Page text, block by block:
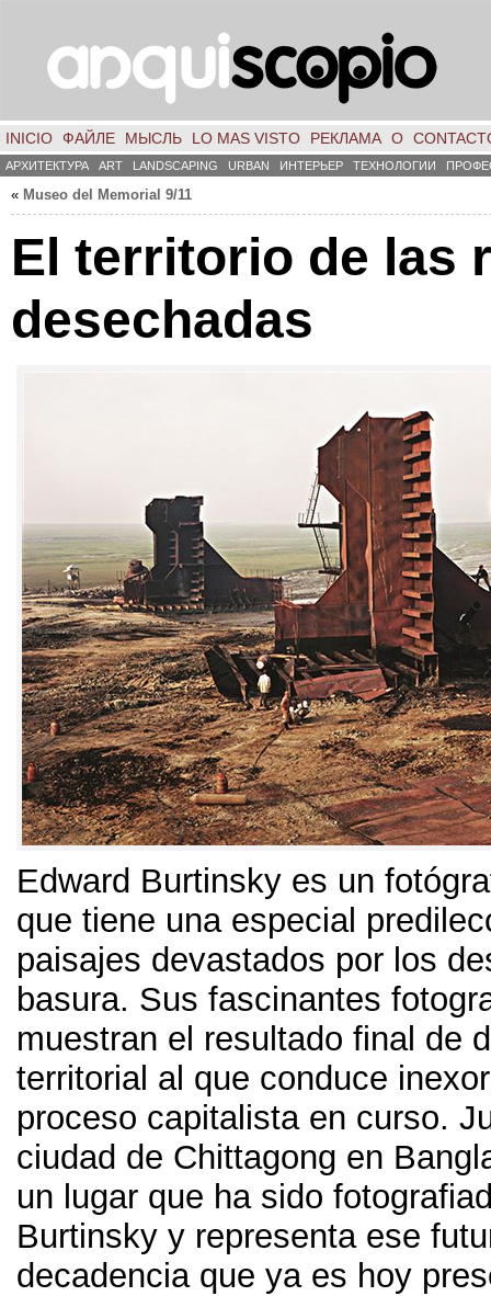
INICIO ФАЙЛЕ МЫСЛЬ LO MAS VISTO РЕКЛАМА О
АРХИТЕКТУРА ART LANDSCAPING URBAN ИНТЕРЬЕР ТЕХНОЛОГИИ
« Museo del Memorial 9/11
El territorio de las
desechadas
Edward Burtinsky es un
que tiene una especial
paisajes devastados por los
basura. Sus fascinantes
muestran el resultado final de
territorial al que conduce
proceso capitalista en curso.
ciudad de Chittagong en
un lugar que ha sido
Burtinsky y representa ese
decadencia que ya es hoy